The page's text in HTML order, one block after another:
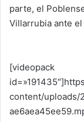
parte, el
Villarrubia ante
[videopack
content/uploads/